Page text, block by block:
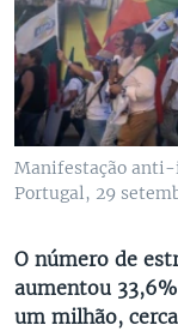
Manifestação
Portugal, 29
O número de
aumentou
um milhão,